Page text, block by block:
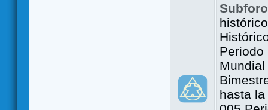
Periodo
hasta